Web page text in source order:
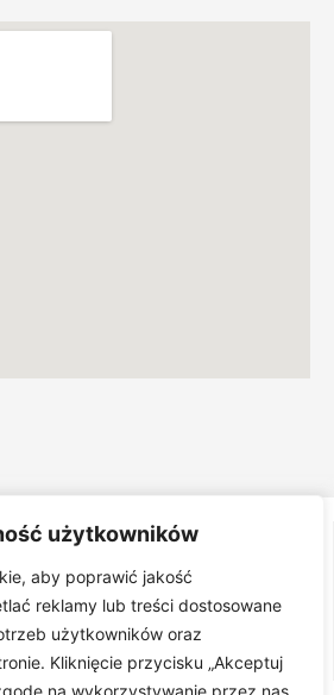
użytkowników
aby poprawić jakość
reklamy lub treści dostosowane
użytkowników oraz
Kliknięcie przycisku „Akceptuj
na wykorzystywanie przez nas